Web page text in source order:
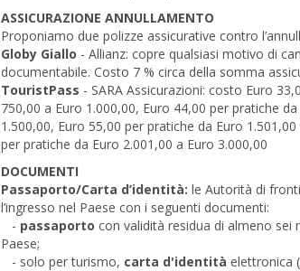
ASSICURAZIONE ANNULLAMENTO
Proponiamo due polizze assicurative contro
Globy Giallo - Allianz: copre qualsiasi motivo di
documentabile. Costo 7 % circa della somma
TouristPass - SARA Assicurazioni: costo Euro
750,00 a Euro 1.000,00, Euro 44,00 per pratiche
1.500,00, Euro 55,00 per pratiche da Euro
per pratiche da Euro 2.001,00 a Euro 3.000,00
DOCUMENTI
Passaporto/Carta d’identità: le Autorità di
l’ingresso nel Paese con i seguenti documenti:
- passaporto con validità residua di almeno sei
Paese;
- solo per turismo, carta d'identità elettronica